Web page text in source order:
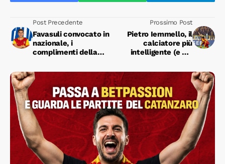
Post Precedente
Favasuli convocato in
nazionale, i
complimenti della
Prossimo Post
Pietro Iemmello, il
calciatore più
intelligente (e più